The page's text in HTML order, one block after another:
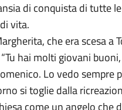
di conquista di tutte
vita.
che era scesa a
hai molti giovani
Lo vedo sempre
si toglie dalla
come un angelo che